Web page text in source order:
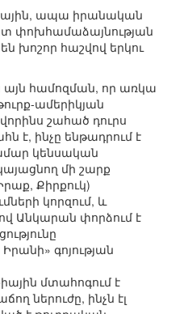
ապա իրանական
փոխհամաձայնության
խոշոր հաշվով երկու
այն համոզման, որ առկա
ամերիկյան
շահած դուրս
է, ինչը ենթադրում է
կենսական
մի շարք
Քիրքուկ)
կորզում, և
Անկարան փորձում է
գոյության
մտահոգում է
ներուժը, ինչն էլ